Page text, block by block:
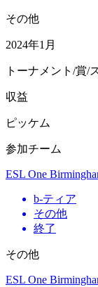
その他
2024年1月
トーナメント/賞/
収益
ピッケム
参加チーム
ESL One
b-ティア
その他
終了
その他
ESL One